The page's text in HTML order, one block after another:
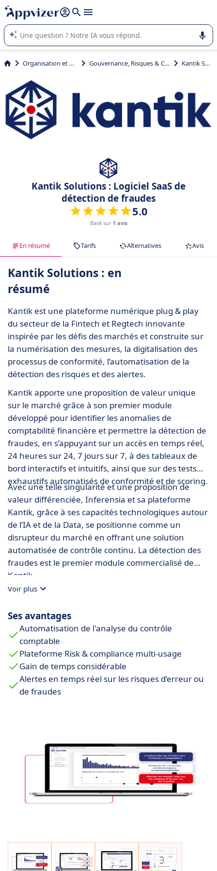
répondre (plusieurs lignes avec
L'IA de Appvizer vous guide dans l'utilisation ou la sélection de
logiciel SaaS en entreprise.
Organisation et planification Gouvernance, Risques & Conformité (GRC) Kantik Solutions
Kantik Solutions : Logiciel SaaS de
détection de fraudes
5.0
Basé sur 1 avis
En résumé Tarifs Alternatives Avis
Kantik Solutions : en
résumé
Kantik est une plateforme numérique plug & play
du secteur de la Fintech et Regtech innovante
inspirée par les défis des marchés et construite sur
la numérisation des mesures, la digitalisation des
processus de conformité, l’automatisation de la
détection des risques et des alertes.
Kantik apporte une proposition de valeur unique
sur le marché grâce à son premier module
développé pour identifier les anomalies de
comptabilité financière et permettre la détection de
fraudes, en s’appuyant sur un accès en temps réel,
24 heures sur 24, 7 jours sur 7, à des tableaux de
bord interactifs et intuitifs, ainsi que sur des tests
exhaustifs automatisés de conformité et de scoring.
Avec une telle singularité et une proposition de
valeur différenciée, Inferensia et sa plateforme
Kantik, grâce à ses capacités technologiques autour
de l’IA et de la Data, se positionne comme un
disrupteur du marché en offrant une solution
automatisée de contrôle continu. La détection des
fraudes est le premier module commercialisé de
Kantik.
Voir plus
Ses avantages
Automatisation de l'analyse du contrôle
comptable
Plateforme Risk & compliance multi-usage
Gain de temps considérable
Alertes en temps réel sur les risques d’erreur ou
de fraudes